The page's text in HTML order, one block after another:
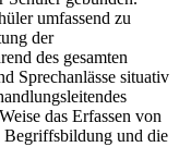
umfassend zu
der
des gesamten
Sprechanlässe situativ
das Erfassen von
Begriffsbildung und die